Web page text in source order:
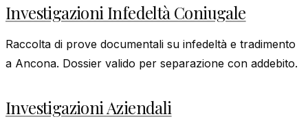
Investigazioni Infedeltà Coniugale
Raccolta di prove documentali su infedeltà e tradimento
a Ancona. Dossier valido per separazione con addebito.
Investigazioni Aziendali